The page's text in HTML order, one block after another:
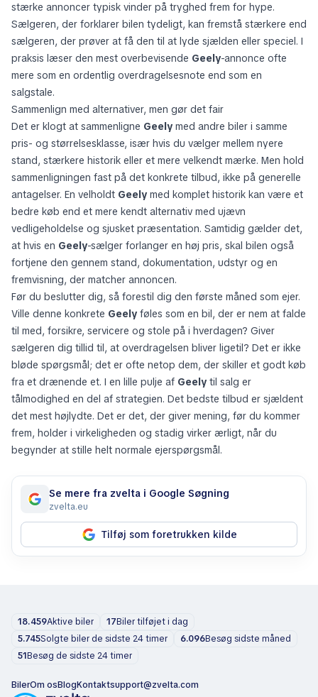
stærke annoncer typisk vinder på tryghed frem for hype.
Sælgeren, der forklarer bilen tydeligt, kan fremstå stærkere end
sælgeren, der prøver at få den til at lyde sjælden eller speciel. I
praksis læser den mest overbevisende Geely-annonce ofte
mere som en ordentlig overdragelsesnote end som en
salgstale.
Sammenlign med alternativer, men gør det fair
Det er klogt at sammenligne Geely med andre biler i samme
pris- og størrelsesklasse, især hvis du vælger mellem nyere
stand, stærkere historik eller et mere velkendt mærke. Men hold
sammenligningen fast på det konkrete tilbud, ikke på generelle
antagelser. En velholdt Geely med komplet historik kan være et
bedre køb end et mere kendt alternativ med ujævn
vedligeholdelse og sjusket præsentation. Samtidig gælder det,
at hvis en Geely-sælger forlanger en høj pris, skal bilen også
fortjene den gennem stand, dokumentation, udstyr og en
fremvisning, der matcher annoncen.
Før du beslutter dig, så forestil dig den første måned som ejer.
Ville denne konkrete Geely føles som en bil, der er nem at falde
til med, forsikre, servicere og stole på i hverdagen? Giver
sælgeren dig tillid til, at overdragelsen bliver ligetil? Det er ikke
bløde spørgsmål; det er ofte netop dem, der skiller et godt køb
fra et drænende et. I en lille pulje af Geely til salg er
tålmodighed en del af strategien. Det bedste tilbud er sjældent
det mest højlydte. Det er det, der giver mening, før du kommer
frem, holder i virkeligheden og stadig virker ærligt, når du
begynder at stille helt normale ejerspørgsmål.
Se mere fra zvelta i Google Søgning
zvelta.eu
Tilføj som foretrukken kilde
18.459Aktive biler 17Biler tilføjet i dag
5.745Solgte biler de sidste 24 timer 6.096Besøg sidste måned
51Besøg de sidste 24 timer
BilerOm osBlogKontaktsupport@zvelta.com